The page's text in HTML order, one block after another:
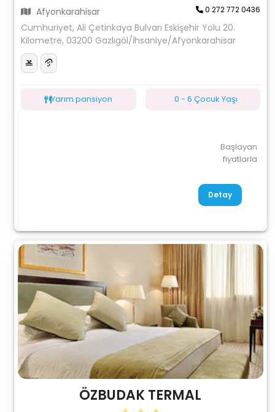
Afyonkarahisar 0 272 772 0436
Cumhuriyet, Ali Çetinkaya Bulvarı Eskişehir Yolu 20.
Kilometre, 03200 Gazlıgöl/İhsaniye/Afyonkarahisar
Yarım pansiyon 0 - 6 Çocuk Yaşı
Başlayan
fiyatlarla
Detay
ÖZBUDAK TERMAL